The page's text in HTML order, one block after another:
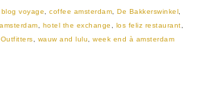
blog voyage coffee amsterdam De Bakkerswinkel
hotel the exchange los feliz restaurant
wauw and lulu week end à amsterdam